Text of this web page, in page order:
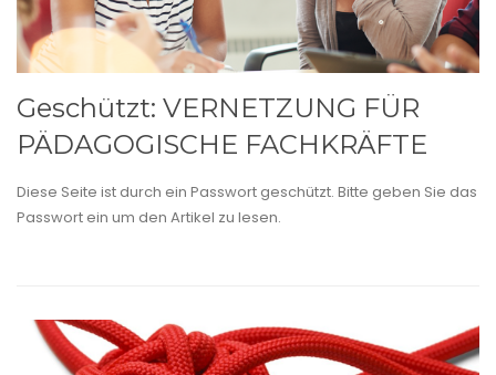
Geschützt: VERNETZUNG FÜR
PÄDAGOGISCHE FACHKRÄFTE
Diese Seite ist durch ein Passwort geschützt. Bitte geben Sie das
Passwort ein um den Artikel zu lesen.